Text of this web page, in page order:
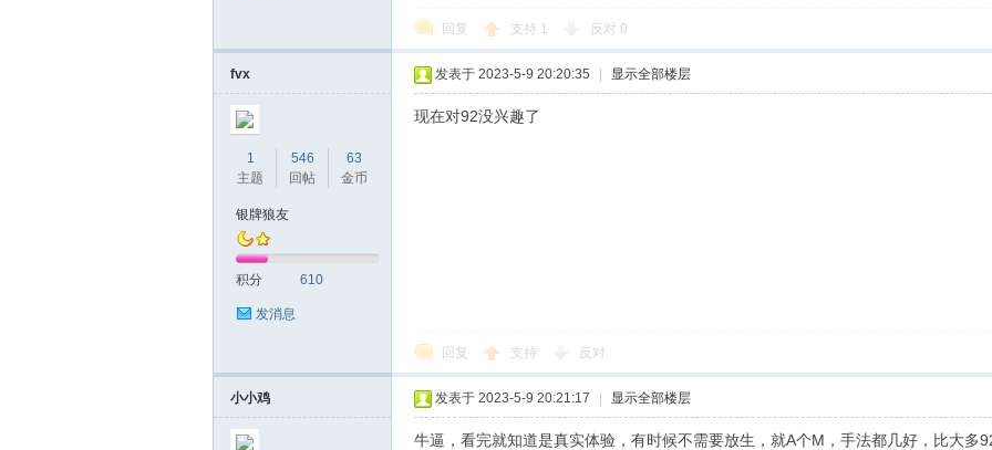
回复 支持 1 反对 0
fvx
1
主题
546
回帖
63
金币
银牌狼友
积分 610
发消息
发表于 2023-5-9 20:20:35 显示全部楼层
现在对92没兴趣了
回复 支持 反对
小小鸡 发表于 2023-5-9 20:21:17 显示全部楼层
牛逼，看完就知道是真实体验，有时候不需要放生，就A个M，手法都几好，比大多